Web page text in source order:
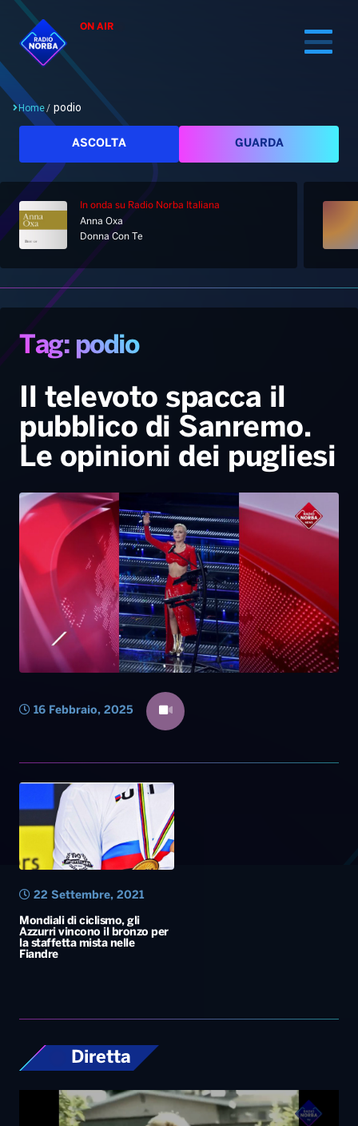
ON AIR
Home
Palinsesto
Hit Dance
Giochi&Concorsi
PALATOUR
Notizie
Locali
Musica e Spettacolo
Sport
Radio Norba Consiglia
Leggerissime
Playlist
Generale
Novità
Notiziario
Interviste
Oroscopo
Speciale Astrabilia 2026
Gallery
Radio Norba News TV
Voce al Bari
Battiti Live 2026
Gallery
Home/ podio
ASCOLTA GUARDA
In onda su Radio Norba Italiana
Anna Oxa
Donna Con Te
Tag: podio
Il televoto spacca il
pubblico di Sanremo.
Le opinioni dei pugliesi
16 Febbraio, 2025
Mondiali di ciclismo, gli
Azzurri vincono il bronzo per
la staffetta mista nelle
Fiandre
22 Settembre, 2021
Diretta